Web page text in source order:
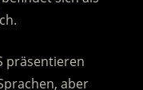
präsentieren
aber